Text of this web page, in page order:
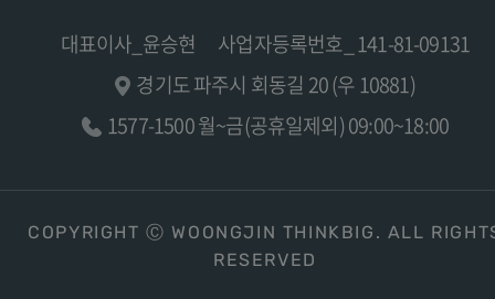
대표이사_윤승현
사업자등록번호_ 141-81-09131
경기도 파주시 회동길 20 (우 10881)
1577-1500 월~금(공휴일제외) 09:00~18:00
COPYRIGHT Ⓒ WOONGJIN THINKBIG. ALL
RESERVED